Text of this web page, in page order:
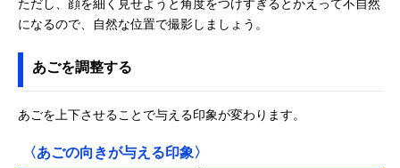
ただし、顔を細く見せようと角度をつけすぎるとかえって不自然
になるので、自然な位置で撮影しましょう。
あごを調整する
あごを上下させることで与える印象が変わります。
〈あごの向きが与える印象〉